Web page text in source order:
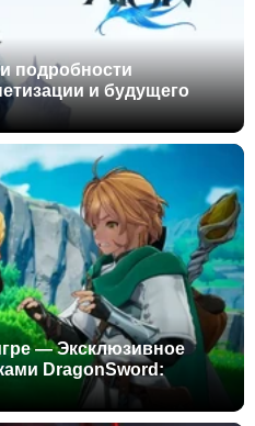
подробности
и будущего
— Эксклюзивное
DragonSword: